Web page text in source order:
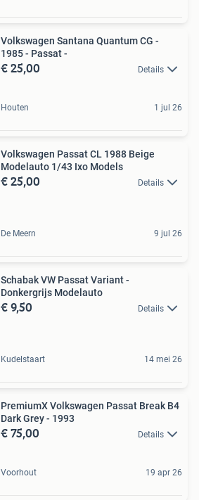
Volkswagen Santana Quantum CG -
1985 - Passat -
€ 25,00 Details
Houten 1 jul 26
Volkswagen Passat CL 1988 Beige
Modelauto 1/43 Ixo Models
€ 25,00 Details
De Meern 9 jul 26
Schabak VW Passat Variant -
Donkergrijs Modelauto
€ 9,50 Details
Kudelstaart 14 mei 26
PremiumX Volkswagen Passat Break B4
Dark Grey - 1993
€ 75,00 Details
Voorhout 19 apr 26